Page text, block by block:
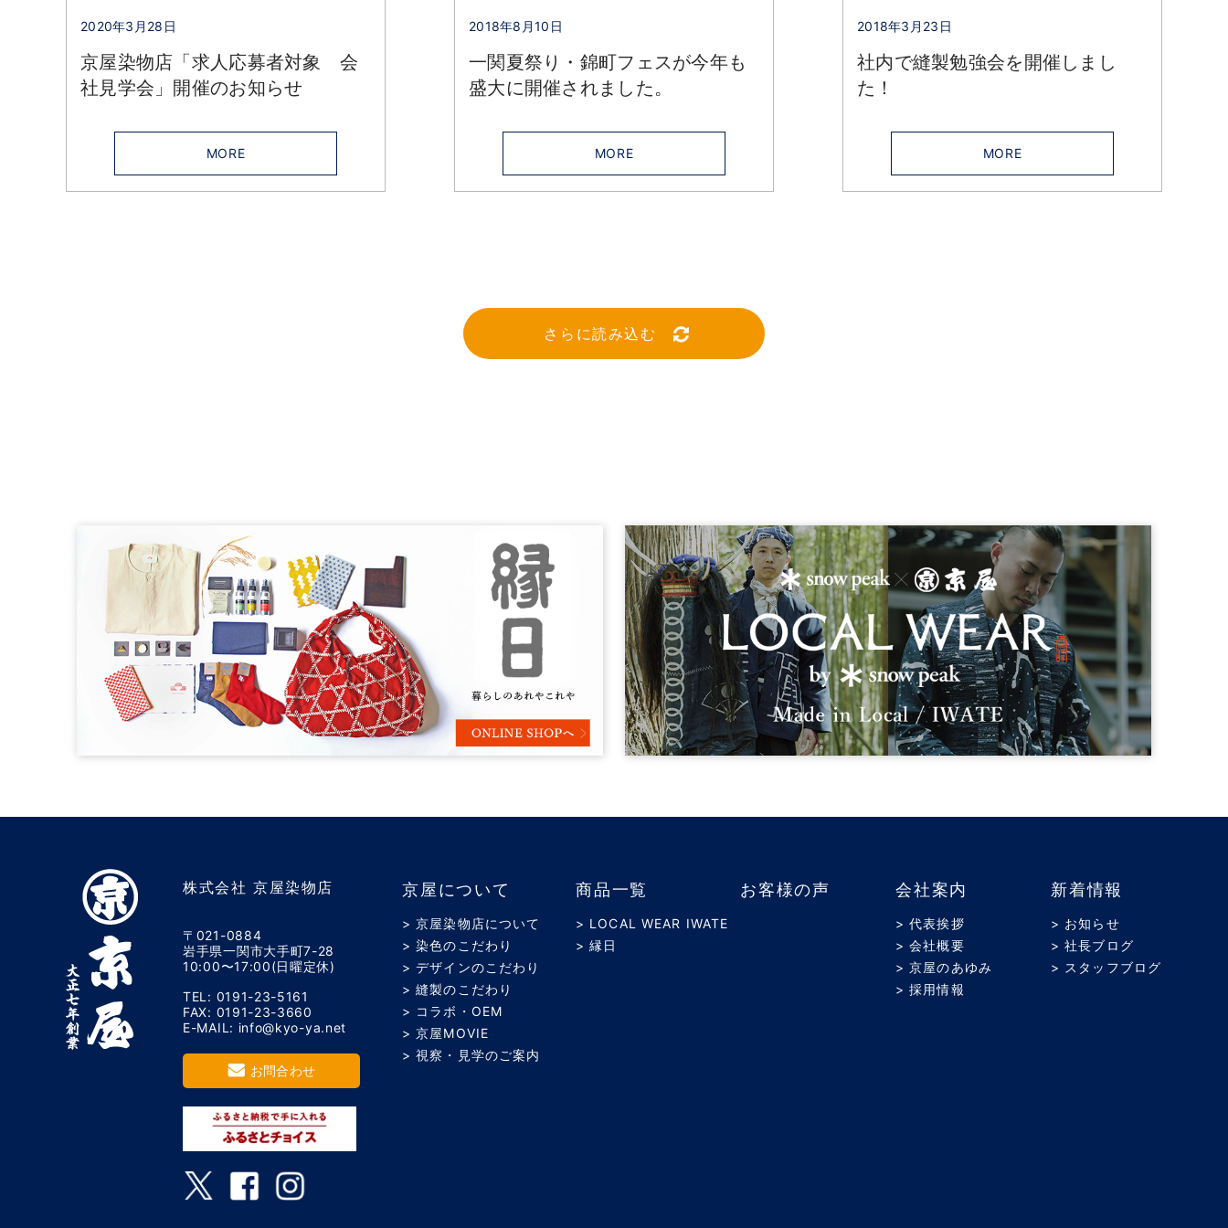
2020年3月28日
京屋染物店「求人応募者対象 会
社見学会」開催のお知らせ
MORE
2018年8月10日
一関夏祭り・錦町フェスが今年も
盛大に開催されました。
MORE
2018年3月23日
社内で縫製勉強会を開催しまし
た！
MORE
さらに読み込む
株式会社 京屋染物店
〒021-0884
岩手県一関市大手町7-28
10:00〜17:00(日曜定休)
TEL: 0191-23-5161
FAX: 0191-23-3660
E-MAIL: info@kyo-ya.net
お問合わせ
京屋について
> 京屋染物店について
> 染色のこだわり
> デザインのこだわり
> 縫製のこだわり
> コラボ・OEM
> 京屋MOVIE
> 視察・見学のご案内
商品一覧
> LOCAL WEAR IWATE
> 縁日
お客様の声 会社案内
> 代表挨拶
> 会社概要
> 京屋のあゆみ
> 採用情報
新着情報
> お知らせ
> 社長ブログ
> スタッフブログ